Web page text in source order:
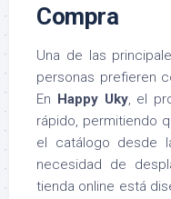
Compra
Una de las
personas prefieren
En Happy Uky, el
rápido, permitiendo
el catálogo desde
necesidad de
tienda online está